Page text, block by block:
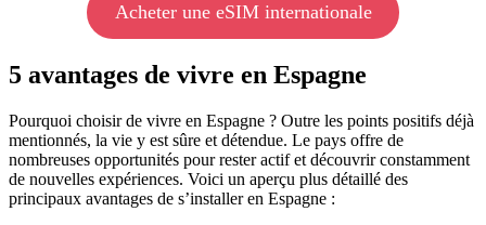
Acheter une eSIM internationale
5 avantages de vivre en Espagne
Pourquoi choisir de vivre en Espagne ? Outre les points positifs déjà
mentionnés, la vie y est sûre et détendue. Le pays offre de
nombreuses opportunités pour rester actif et découvrir constamment
de nouvelles expériences. Voici un aperçu plus détaillé des
principaux avantages de s’installer en Espagne :